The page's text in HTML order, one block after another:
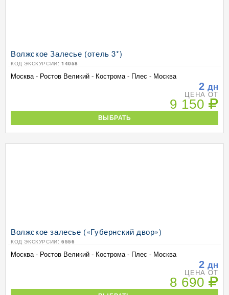
Волжское Залесье (отель 3*)
КОД ЭКСКУРСИИ: 14058
Москва - Ростов Великий - Кострома - Плес - Москва
2 дн
ЦЕНА ОТ
9 150
ВЫБРАТЬ
Волжское залесье («Губернский двор»)
КОД ЭКСКУРСИИ: 6556
Москва - Ростов Великий - Кострома - Плес - Москва
2 дн
ЦЕНА ОТ
8 690